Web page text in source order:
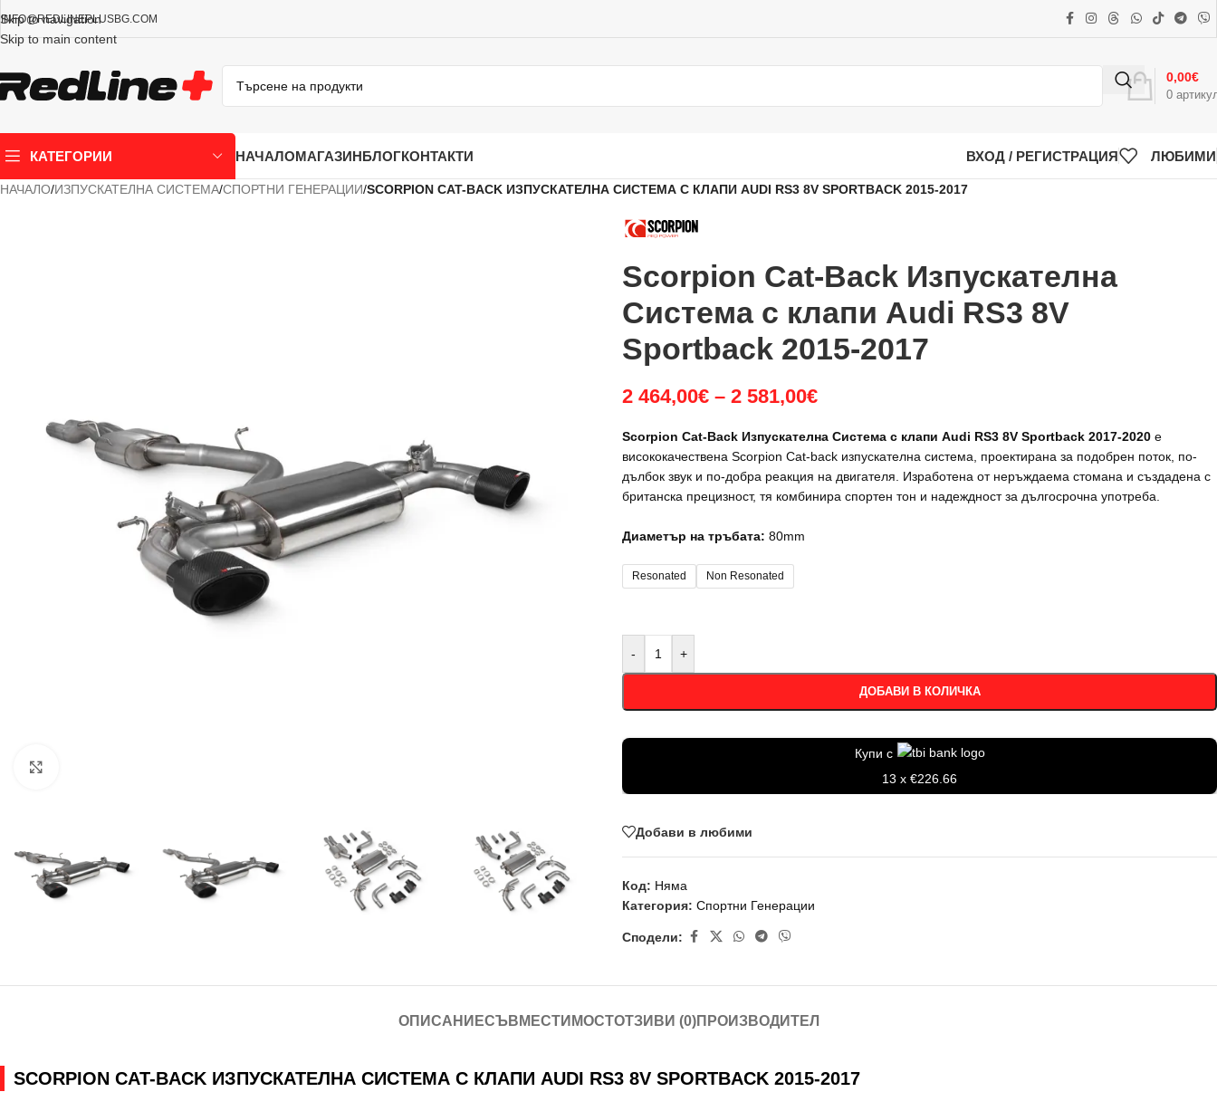
Skip to navigation
Skip to main content
INFO@REDLINEPLUSBG.COM
0
0,00€
КАТЕГОРИИ НАЧАЛОМАГАЗИНБЛОГКОНТАКТИ ВХОД / РЕГИСТРАЦИЯ ЛЮБИМИ
НАЧАЛО/ИЗПУСКАТЕЛНА СИСТЕМА/СПОРТНИ ГЕНЕРАЦИИ/SCORPION CAT-BACK ИЗПУСКАТЕЛНА СИСТЕМА С КЛАПИ AUDI RS3 8V SPORTBACK 2015-2017
Scorpion Cat-Back Изпускателна
Система с клапи Audi RS3 8V
Sportback 2015-2017
2 464,00€ – 2 581,00€
Scorpion Cat-Back Изпускателна Система с клапи Audi RS3 8V Sportback 2017-2020 е
висококачествена Scorpion Cat-back изпускателна система, проектирана за подобрен поток, по-
дълбок звук и по-добра реакция на двигателя. Изработена от неръждаема стомана и създадена с
британска прецизност, тя комбинира спортен тон и надеждност за дългосрочна употреба.
Диаметър на тръбата: 80mm
Resonated Non Resonated
- +
ДОБАВИ В КОЛИЧКА
Купи с
13 x €226.66
Добави в любими
Код: Няма
Категория: Спортни Генерации
Сподели:
ОПИСАНИЕСЪВМЕСТИМОСТОТЗИВИ (0)ПРОИЗВОДИТЕЛ
SCORPION CAT-BACK ИЗПУСКАТЕЛНА СИСТЕМА С КЛАПИ AUDI RS3 8V SPORTBACK 2015-2017